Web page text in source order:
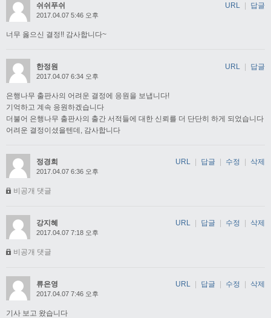
쉬쉬푸쉬
2017.04.07 5:46 오후
너무 옳으신 결정!! 감사합니다~
URL | 답글
한정원
2017.04.07 6:34 오후
은행나무 출판사의 어려운 결정에 응원을 보냅니다!
기억하고 계속 응원하겠습니다
더불어 은행나무 출판사의 출간 서적들에 대한 신뢰를 더 단단히 하게 되었습니다
어려운 결정이셨을텐데, 감사합니다
URL | 답글
정경희
2017.04.07 6:36 오후
비공개 댓글
URL 답글 수정 삭제
강지혜
2017.04.07 7:18 오후
비공개 댓글
URL 답글 수정 삭제
류은영
2017.04.07 7:46 오후
기사 보고 왔습니다
URL 답글 수정 삭제